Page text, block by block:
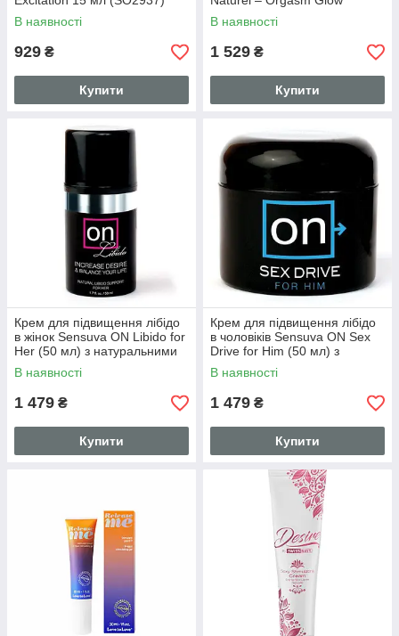
В наявності
929 ₴
Купити
В наявності
1 529 ₴
Купити
Крем для підвищення лібідо
в жінок Sensuva ON Libido for
Her (50 мл) з натуральними
екстрактами
В наявності
1 479 ₴
Купити
Крем для підвищення лібідо
в чоловіків Sensuva ON Sex
Drive for Him (50 мл) з
натуральними екстрактами
В наявності
1 479 ₴
Купити